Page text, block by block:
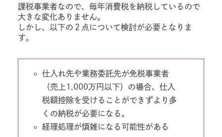
課税事業者なので、毎年消費税を納税しているので
大きな変化ありません。
しかし、以下の２点について検討が必要となりま
す。
仕入れ先や業務委託先が免税事業者
（売上1,000万円以下）の場合、仕入
税額控除を受けることができずより多
くの納税が必要になる。
経理処理が煩雑になる可能性がある